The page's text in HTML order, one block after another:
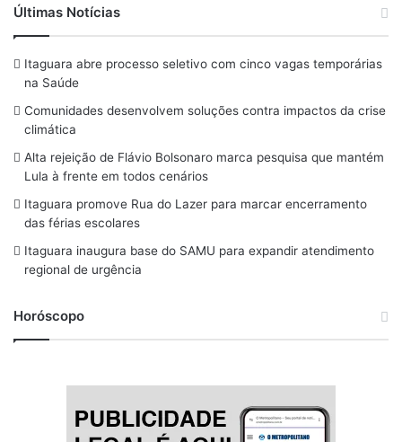
a
c
e
b
o
o
k
h
r
e
a
d
s
n
s
t
a
r
a
m
u
e
s
y
u
T
u
e
Últimas Notícias
Itaguara abre processo seletivo com cinco vagas temporárias
na Saúde
Comunidades desenvolvem soluções contra impactos da crise
climática
Alta rejeição de Flávio Bolsonaro marca pesquisa que mantém
Lula à frente em todos cenários
Itaguara promove Rua do Lazer para marcar encerramento
das férias escolares
Itaguara inaugura base do SAMU para expandir atendimento
regional de urgência
Horóscopo